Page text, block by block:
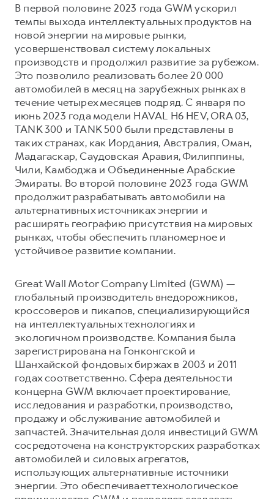
В первой половине 2023 года GWM ускорил
темпы выхода интеллектуальных продуктов на
новой энергии на мировые рынки,
усовершенствовал систему локальных
производств и продолжил развитие за рубежом.
Это позволило реализовать более 20 000
автомобилей в месяц на зарубежных рынках в
течение четырех месяцев подряд. С января по
июнь 2023 года модели HAVAL H6 HEV, ORA 03,
TANK 300 и TANK 500 были представлены в
таких странах, как Иордания, Австралия, Оман,
Мадагаскар, Саудовская Аравия, Филиппины,
Чили, Камбоджа и Объединенные Арабские
Эмираты. Во второй половине 2023 года GWM
продолжит разрабатывать автомобили на
альтернативных источниках энергии и
расширять географию присутствия на мировых
рынках, чтобы обеспечить планомерное и
устойчивое развитие компании.
Great Wall Motor Company Limited (GWM) —
глобальный производитель внедорожников,
кроссоверов и пикапов, специализирующийся
на интеллектуальных технологиях и
экологичном производстве. Компания была
зарегистрирована на Гонконгской и
Шанхайской фондовых биржах в 2003 и 2011
годах соответственно. Сфера деятельности
концерна GWM включает проектирование,
исследования и разработки, производство,
продажу и обслуживание автомобилей и
запчастей. Значительная доля инвестиций GWM
сосредоточена на конструкторских разработках
автомобилей и силовых агрегатов,
использующих альтернативные источники
энергии. Это обеспечивает технологическое